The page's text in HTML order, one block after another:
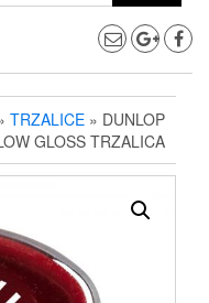
TRZALICE » DUNLOP
GLOSS TRZALICA